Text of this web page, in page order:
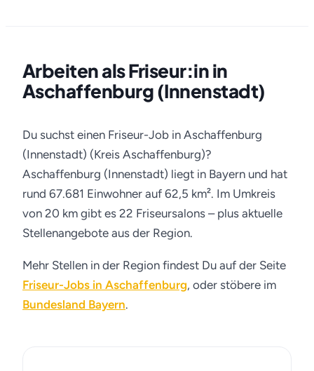
Arbeiten als Friseur:in in
Aschaffenburg (Innenstadt)
Du suchst einen Friseur-Job in Aschaffenburg
(Innenstadt) (Kreis Aschaffenburg)?
Aschaffenburg (Innenstadt) liegt in Bayern und hat
rund 67.681 Einwohner auf 62,5 km². Im Umkreis
von 20 km gibt es 22 Friseursalons – plus aktuelle
Stellenangebote aus der Region.
Mehr Stellen in der Region findest Du auf der Seite
Friseur-Jobs in Aschaffenburg, oder stöbere im
Bundesland Bayern.